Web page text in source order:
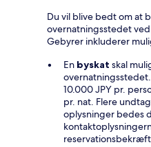
Du vil blive bedt om at
overnatningsstedet
Gebyrer inkluderer
En byskat skal
10.000 JPY pr.
pr. nat. Flere
oplysninger bedes